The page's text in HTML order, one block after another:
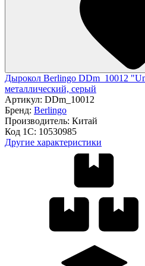
Дырокол Berlingo DDm_10012
металлический, серый
Артикул: DDm_10012
Бренд: Berlingo
Производитель: Китай
Код 1С: 10530985
Другие характеристики